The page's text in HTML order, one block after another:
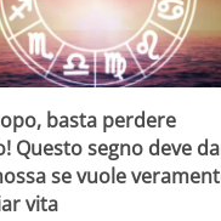
basta perdere
Questo segno deve
se vuole
vita